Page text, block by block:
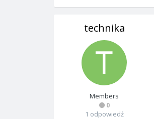
technika
Members
0
1 odpowiedź